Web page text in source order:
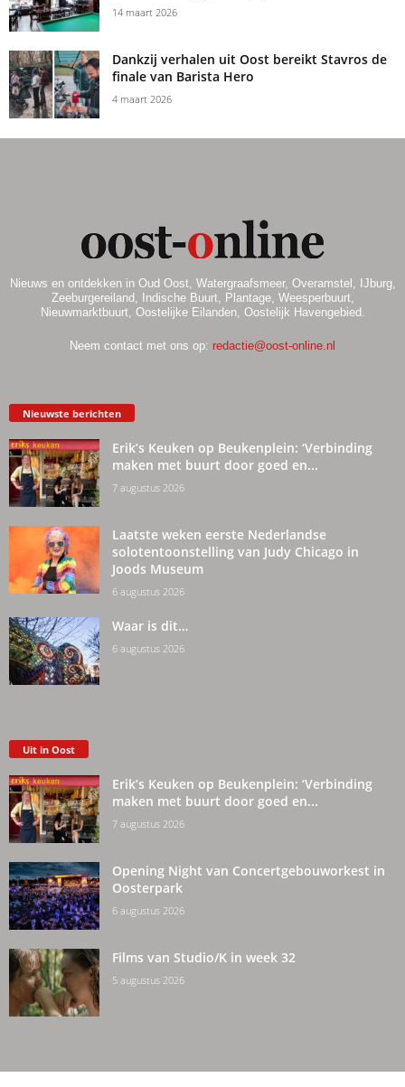
14 maart 2026
Dankzij verhalen uit Oost bereikt Stavros de
finale van Barista Hero
4 maart 2026
Nieuws en ontdekken in Oud Oost, Watergraafsmeer, Overamstel, IJburg,
Zeeburgereiland, Indische Buurt, Plantage, Weesperbuurt,
Nieuwmarktbuurt, Oostelijke Eilanden, Oostelijk Havengebied.
Neem contact met ons op: redactie@oost-online.nl
Nieuwste berichten
Erik’s Keuken op Beukenplein: ‘Verbinding
maken met buurt door goed en...
7 augustus 2026
Laatste weken eerste Nederlandse
solotentoonstelling van Judy Chicago in
Joods Museum
6 augustus 2026
Waar is dit…
6 augustus 2026
Uit in Oost
Erik’s Keuken op Beukenplein: ‘Verbinding
maken met buurt door goed en...
7 augustus 2026
Opening Night van Concertgebouworkest in
Oosterpark
6 augustus 2026
Films van Studio/K in week 32
5 augustus 2026